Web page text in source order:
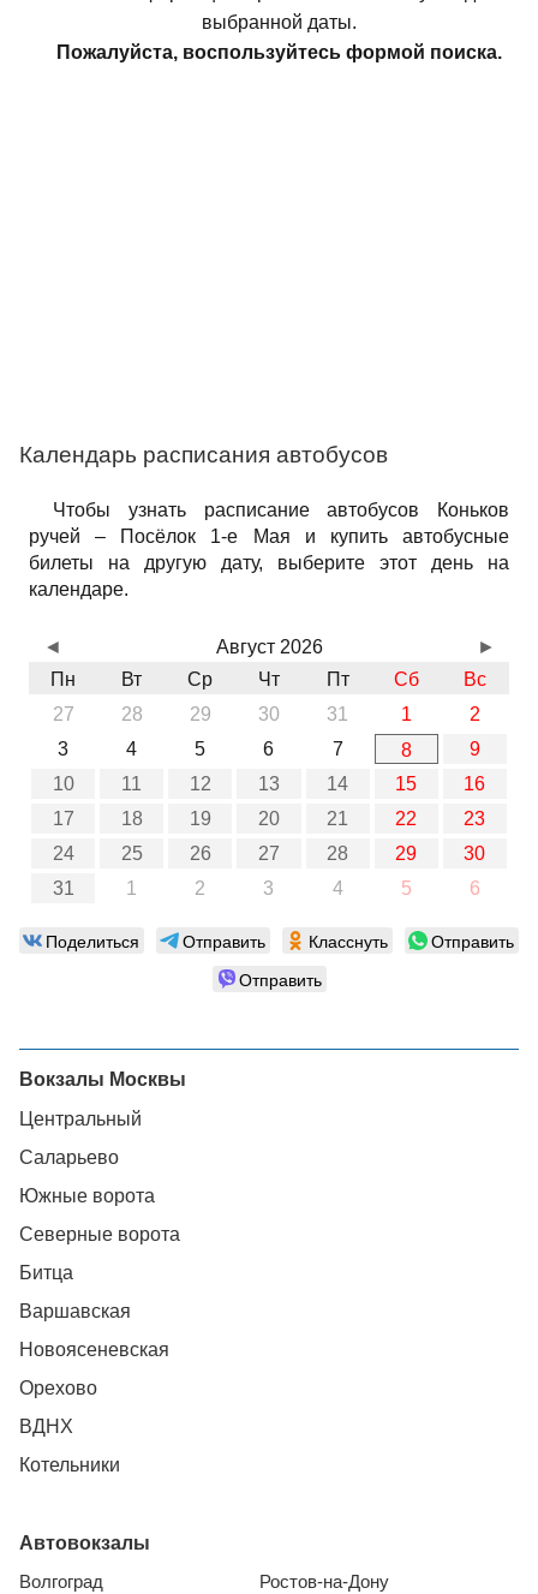
выбранной даты.
Пожалуйста, воспользуйтесь формой поиска.
Календарь расписания автобусов
Чтобы узнать расписание автобусов Коньков
ручей – Посёлок 1-е Мая и купить автобусные
билеты на другую дату, выберите этот день на
календаре.
Август 2026
Пн
Вт Ср Чт Пт Сб
Вс
27
28 29 30 31 1
2
3
4 5 6 7 8
9
10
11 12 13 14 15
16
17
18 19 20 21 22
23
24
25 26 27 28 29
30
31
1 2 3 4 5 6
◄ ►
Поделиться Отправить Класснуть
Отправить
Отправить
Вокзалы Москвы
Центральный
Саларьево
Южные ворота
Северные ворота
Битца
Варшавская
Новоясеневская
Орехово
ВДНХ
Котельники
Автовокзалы
Волгоград
Ростов-на-Дону